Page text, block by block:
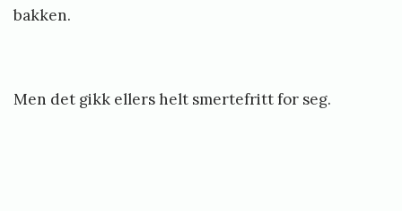
bakken.
Men det gikk ellers helt smertefritt for seg.